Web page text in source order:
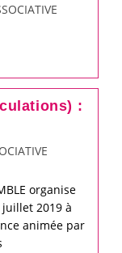
:
organise
juillet 2019 à
animée par